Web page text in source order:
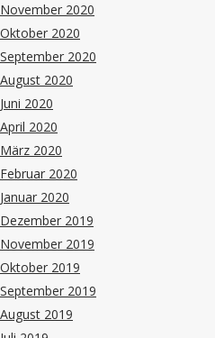
November 2020
Oktober 2020
September 2020
August 2020
Juni 2020
April 2020
März 2020
Februar 2020
Januar 2020
Dezember 2019
November 2019
Oktober 2019
September 2019
August 2019